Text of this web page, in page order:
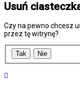
Usuń
Czy na pewno chcesz
przez tę witrynę?